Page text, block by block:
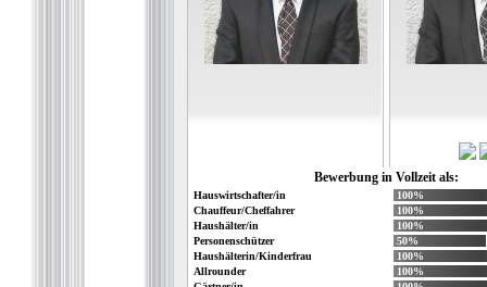
Bewerbung in Vollzeit als:
Hauswirtschafter/in
100%
Chauffeur/Cheffahrer
100%
Haushälter/in
100%
Personenschützer
50%
Haushälterin/Kinderfrau
100%
Allrounder
100%